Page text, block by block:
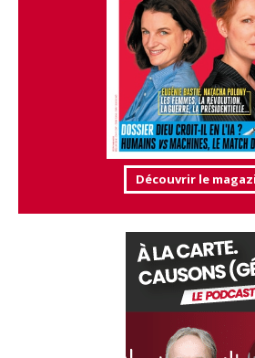
Découvrir le